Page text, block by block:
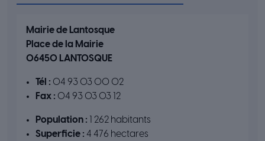
Mairie de Lantosque
Place de la Mairie
06450 LANTOSQUE
Tél : 04 93 03 00 02
Fax : 04 93 03 03 12
Population : 1 262 habitants
Superficie : 4 476 hectares